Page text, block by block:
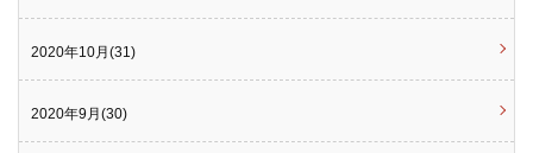
2020年10月(31)
2020年9月(30)